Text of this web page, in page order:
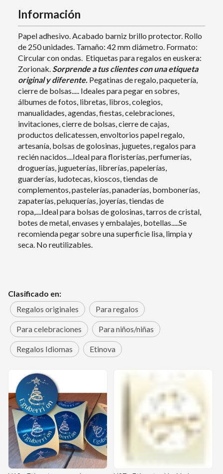
Información
Papel adhesivo. Acabado barniz brillo protector. Rollo
de 250 unidades. Tamaño: 42 mm diámetro. Formato:
Circular con ondas. Etiquetas para regalos en euskera:
Zorionak.Sorprende a tus clientes con una etiqueta
original y diferente. Pegatinas de regalo, paquetería,
cierre de bolsas..... Ideales para pegar en sobres,
álbumes de fotos, libretas, libros, colegios,
manualidades, agendas, fiestas, celebraciones,
invitaciones, cierre de bolsas, cierre de cajas,
productos delicatessen, envoltorios papel regalo,
artesanía, bolsas de golosinas, juguetes, regalos para
recién nacidos....Ideal para floristerías, perfumerías,
droguerías, jugueterías, librerías, papelerías,
guarderías, ludotecas, kioscos, tiendas de
complementos, pastelerías, panaderías, bombonerías,
zapaterías, peluquerías, joyerías, tiendas de
ropa,....Ideal para bolsas de golosinas, tarros de cristal,
botes de metal, envases y embalajes, botellas.....Se
recomienda pegar sobre una superficie lisa, limpia y
seca. No reutilizables.
Clasificado en:
Regalos originales
Para regalos
Para celebraciones Para niños/niñas
Regalos Idiomas Etinova